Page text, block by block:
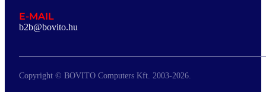
E-MAIL
b2b@bovito.hu
Copyright © BOVITO Computers Kft. 2003-2026.